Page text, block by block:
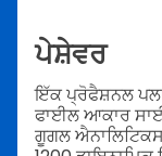
ਪੇਸ਼ੇਵਰ
ਇੱਕ ਪ੍ਰੋਫੈਸ਼ਨਲ
ਫਾਈਲ ਆਕਾਰ
ਗੂਗਲ